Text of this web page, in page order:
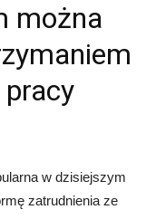
można
w dzisiejszym
zatrudnienia ze